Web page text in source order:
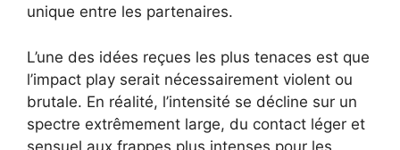
unique entre les partenaires.
L’une des idées reçues les plus tenaces est que
l’impact play serait nécessairement violent ou
brutale. En réalité, l’intensité se décline sur un
spectre extrêmement large, du contact léger et
sensuel aux frappes plus intenses pour les